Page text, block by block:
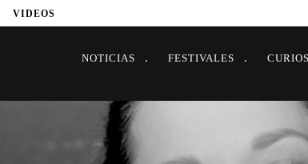
VIDEOS
NOTICIAS FESTIVALES